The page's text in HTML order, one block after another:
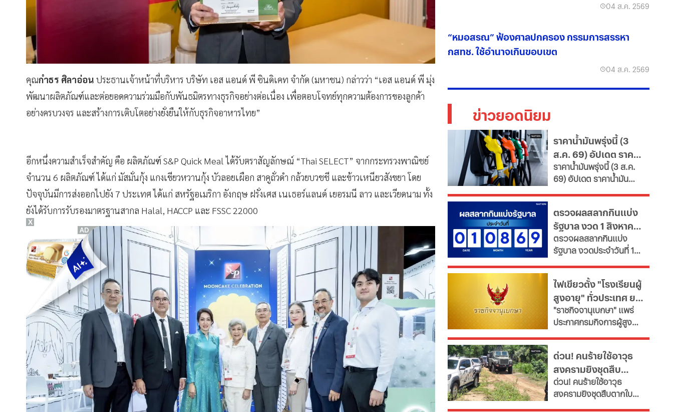
คุณกำธร ศิลาอ่อน ประธานเจ้าหน้าที่บริหาร บริษัท เอส แอนด์ พี ซินดิเคท จำกัด (มหาชน) กล่าวว่า “เอส แอนด์ พี มุ่ง
พัฒนาผลิตภัณฑ์และต่อยอดความร่วมมือกับพันธมิตรทางธุรกิจอย่างต่อเนื่อง เพื่อตอบโจทย์ทุกความต้องการของลูกค้า
อย่างครบวงจร และสร้างการเติบโตอย่างยั่งยืนให้กับธุรกิจอาหารไทย”
อีกหนึ่งความสำเร็จสำคัญ คือ ผลิตภัณฑ์ S&P Quick Meal ได้รับตราสัญลักษณ์ “Thai SELECT” จากกระทรวงพาณิชย์
จำนวน 6 ผลิตภัณฑ์ ได้แก่ มัสมั่นกุ้ง แกงเขียวหวานกุ้ง บัวลอยเผือก สาคูถั่วดำ กล้วยบวชชี และข้าวเหนียวสังขยา โดย
ปัจจุบันมีการส่งออกไปยัง 7 ประเทศ ได้แก่ สหรัฐอเมริกา อังกฤษ ฝรั่งเศส เนเธอร์แลนด์ เยอรมนี ลาว และเวียดนาม ทั้ง
ยังได้รับการรับรองมาตรฐานสากล Halal, HACCP และ FSSC 22000
04 ส.ค. 2569
“หมอสรณ” ฟ้องศาลปกครอง กรรมการสรรหา
กสทช. ใช้อำนาจเกินขอบเขต
04 ส.ค. 2569
ข่าวยอดนิยม
ราคาน้ำมันพรุ่งนี้ (3
ส.ค. 69) อัปเดต ราคา
น้ำมันล่าสุด จากปั๊ม
ใหญ่
ราคาน้ำมันพรุ่งนี้ (3 ส.ค.
69) อัปเดต ราคาน้ำมัน
ดีเซล เบนซิน และ แก๊สโซ
ฮอล์
ตรวจผลสลากกินแบ่ง
รัฐบาล งวด 1 สิงหาคม
2569 อัปเดตล่าสุด
ตรวจผลสลากกินแบ่ง
รัฐบาล งวดประจำวันที่ 1
รายงานผลการออกรางวัล
ลอตเตอรี่สดๆ ร้อนๆ ส่ง
ตรงจากสำนักงานสลากกิน
แบ่งรัฐบาล
ไฟเขียวตั้ง "โรงเรียนผู้
สูงอายุ" ทั่วประเทศ ยก
ระดับคุณภาพชีวิต เช็ก
เงื่อนไข
"ราชกิจจานุเบกษา" แพร่
ประกาศกรมกิจการผู้สูง
เคลื่อนสังคมสูงวัยอย่างมี
คุณค่า หนุนพัฒนา
ศักยภาพ-เรียนรู้ตลอดชีวิต
เผยช่องทางยื่นคำขอทั้ง
กทม.-ต่างจังหวัด พบ
ด่วน! คนร้ายใช้อาวุธ
สงครามยิงชุดสืบ
ตากใบ ดับ 2 เจ็บหลาย
ราย ขณะปิดล้อมค้นยา
ด่วน! คนร้ายใช้อาวุธ
สงครามยิงชุดสืบตากใบ
X